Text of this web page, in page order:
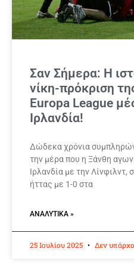
Σαν Σήμερα: Η
νίκη-πρόκριση
Europa League
Ιρλανδία!
Δώδεκα χρόνια
την μέρα που η Ξάνθη
Ιρλανδία με την Λίνφιλντ,
ήττας με 1-0 στα
ΑΝΑΛΥΤΙΚΆ »
25 Ιουλίου 2025 Δεν